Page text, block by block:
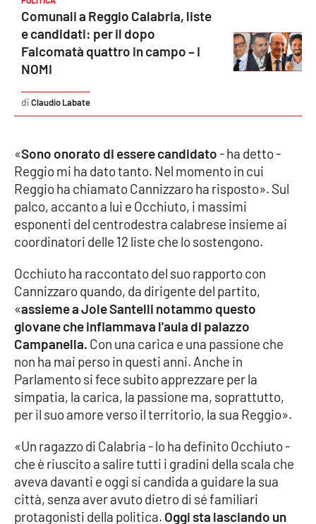
Sanità
Società
Sport
RUBRICHE
Good Morning Vietnam
Parchi Marini Calabria
Imprese Di Calabria
Le perfidie di Antonella Grippo
Venti di comunicazione
STREAMING
LaC TV
LaC Network
Comunali a Reggio Calabria, liste
e candidati: per il dopo
Falcomatà quattro in campo – I
NOMI
Claudio Labate
«Sono onorato di essere candidato- ha detto -
Reggio mi ha dato tanto. Nel momento in cui
Reggio ha chiamato Cannizzaro ha risposto». Sul
palco, accanto a lui e Occhiuto, i massimi
esponenti del centrodestra calabrese insieme ai
coordinatori delle 12 liste che lo sostengono.
Occhiuto ha raccontato del suo rapporto con
Cannizzaro quando, da dirigente del partito,
«assieme a Jole Santelli notammo questo
giovane che infiammava l'aula di palazzo
Campanella. Con una carica e una passione che
non ha mai perso in questi anni. Anche in
Parlamento si fece subito apprezzare per la
simpatia, la carica, la passione ma, soprattutto,
per il suo amore verso il territorio, la sua Reggio».
«Un ragazzo di Calabria - lo ha definito Occhiuto -
che è riuscito a salire tutti i gradini della scala che
aveva davanti e oggi si candida a guidare la sua
città, senza aver avuto dietro di sé familiari
protagonisti della politica. Oggi sta lasciando un